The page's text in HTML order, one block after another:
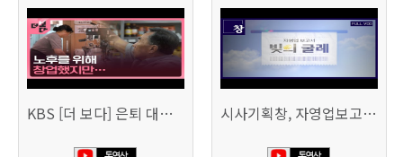
KBS [더 보다] 은퇴 대신 폐업 시사기획창, 자영업보고서 빚의 굴레 507회 (KBS 25.6.10)